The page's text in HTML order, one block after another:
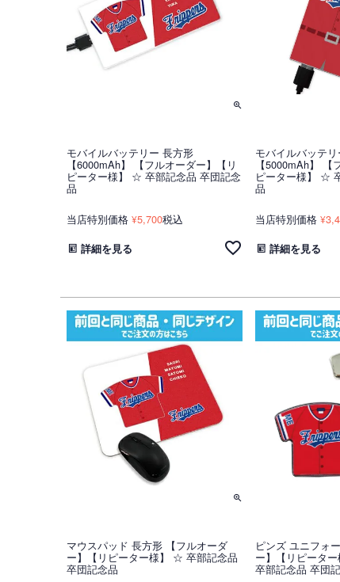
モバイルバッテリー 長方形
【6000mAh】 【フルオーダー】【リ
ピーター様】 ☆ 卒部記念品 卒団記念
品
当店特別価格 ¥5,700税込
詳細を見る
モバイルバッテ
【5000mAh】 【
ピーター様】 ☆
品
当店特別価格 ¥
詳細を見る
マウスパッド 長方形 【フルオーダ
ー】【リピーター様】 ☆ 卒部記念品
卒団記念品
ピンズ ユニフォ
ー】【リピータ
卒部記念品 卒団